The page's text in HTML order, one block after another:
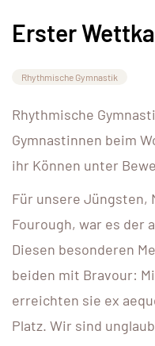
Erster
Rhythmische Gymnastik
Rhythmische
Gymnastinnen beim
ihr Können unter
Für unsere Jüngsten,
Fourough, war es der
Diesen besonderen
beiden mit Bravour:
erreichten sie ex
Platz. Wir sind